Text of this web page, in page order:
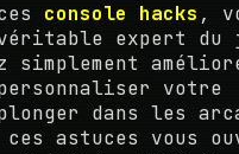
console hacks ,
expert du
simplement
votre
dans les
ces astuces vous